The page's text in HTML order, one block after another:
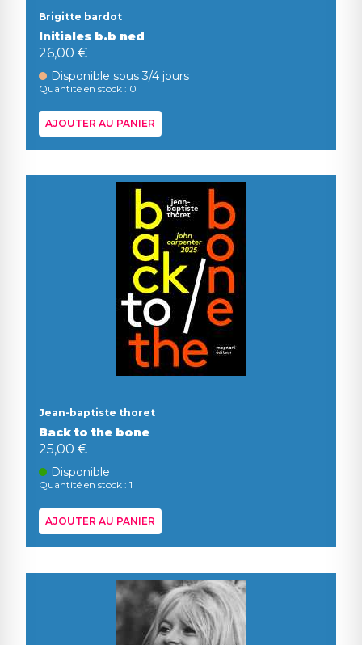
Brigitte bardot
Initiales b.b ned
26,00 €
Disponible sous 3/4 jours
Quantité en stock : 0
AJOUTER AU PANIER
Jean-baptiste thoret
Back to the bone
25,00 €
Disponible
Quantité en stock : 1
AJOUTER AU PANIER